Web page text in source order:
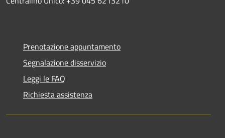
Prenotazione appuntamento
Segnalazione disservizio
Leggi le FAQ
Richiesta assistenza